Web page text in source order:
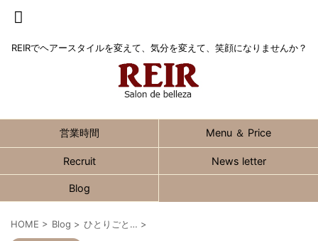
REIRでヘアースタイルを変えて、気分を変えて、笑顔になりませんか？
営業時間 Menu ＆ Price
Recruit News letter
Blog
HOME > Blog > ひとりごと… >